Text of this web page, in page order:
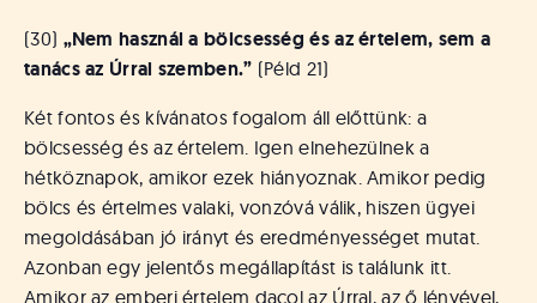
(30) „Nem használ a bölcsesség és az értelem, sem a
tanács az Úrral szemben.” (Péld 21)
Két fontos és kívánatos fogalom áll előttünk: a
bölcsesség és az értelem. Igen elnehezülnek a
hétköznapok, amikor ezek hiányoznak. Amikor pedig
bölcs és értelmes valaki, vonzóvá válik, hiszen ügyei
megoldásában jó irányt és eredményességet mutat.
Azonban egy jelentős megállapítást is találunk itt.
Amikor az emberi értelem dacol az Úrral, az ő lényével,